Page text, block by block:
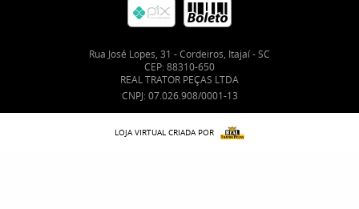
Rua José Lopes, 31 -Cordeiros, Itajaí-SC
CEP: 88310-650
REAL TRATOR PEÇAS LTDA
CNPJ: 07.026.908/0001-13
LOJA VIRTUAL CRIADA POR